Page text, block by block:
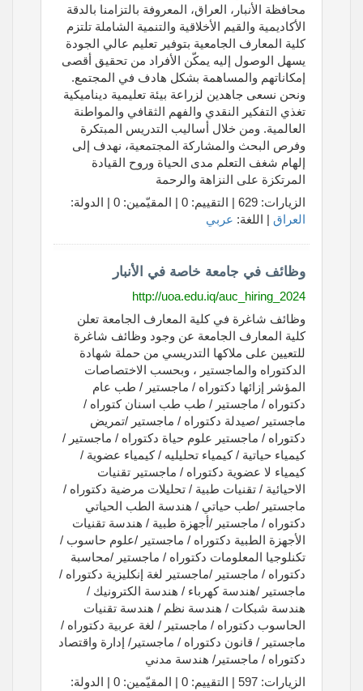
محافظة الأنبار، العراق، المعروفة بالتزامنا بالدقة
الأكاديمية والقيم الأخلاقية والتنمية الشاملة تلتزم
كلية المعارف الجامعية بتوفير تعليم عالي الجودة
يسهل الوصول إليه يمكّن الأفراد من تحقيق أقصى
إمكاناتهم والمساهمة بشكل هادف في المجتمع.
ونحن نسعى جاهدين لزراعة بيئة تعليمية ديناميكية
تغذي التفكير النقدي والفهم الثقافي والمواطنة
العالمية. ومن خلال أساليب التدريس المبتكرة
وفرص البحث والمشاركة المجتمعية، نهدف إلى
إلهام شغف التعلم مدى الحياة وروح القيادة
المرتكزة على النزاهة والرحمة
الزيارات: 629 | التقييم: 0 | المقيّمين: 0 | الدولة:
العراق | اللغة: عربي
وظائف في جامعة خاصة في الأنبار
http://uoa.edu.iq/auc_hiring_2024
وظائف شاغرة في كلية المعارف الجامعة تعلن
كلية المعارف الجامعة عن وجود وظائف شاغرة
للتعيين على ملاكها التدريسي من حملة شهادة
الدكتوراه والماجستير ، وبحسب الاختصاصات
المؤشر إزائها دكتوراه / ماجستير / طب عام
دكتوراه / ماجستير / طب طب اسنان كتوراه /
ماجستير /صيدلة دكتوراه / ماجستير /تمريض
دكتوراه / ماجستير علوم حياة دكتوراه / ماجستير /
كيمياء حياتية / كيمياء تحليليه / كيمياء عضوية /
كيمياء لا عضوية دكتوراه / ماجستير تقنيات
الاحيائية / تقنيات طبية / تحليلات مرضية دكتوراه /
ماجستير /طب حياتي / هندسة الطب الحياتي
دكتوراه / ماجستير /أجهزة طبية / هندسة تقنيات
الأجهزة الطبية دكتوراه / ماجستير /علوم حاسوب /
تكنلوجيا المعلومات دكتوراه / ماجستير /محاسبة
دكتوراه / ماجستير /ماجستير لغة إنكليزية دكتوراه /
ماجستير /هندسة كهرباء / هندسة الكترونيك /
هندسة شبكات / هندسة نظم / هندسة تقنيات
الحاسوب دكتوراه / ماجستير / لغة عربية دكتوراه /
ماجستير / قانون دكتوراه / ماجستير/ إدارة واقتصاد
دكتوراه / ماجستير/ هندسة مدني
الزيارات: 597 | التقييم: 0 | المقيّمين: 0 | الدولة: